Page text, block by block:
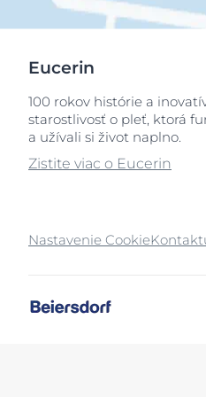
Eucerin
100 rokov histórie a
starostlivosť o pleť, ktorá
a užívali si život naplno.
Zistite viac o Eucerin
Nastavenie Cookie